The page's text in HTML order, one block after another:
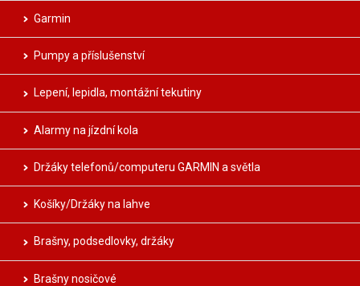
Garmin
Pumpy a příslušenství
Lepení, lepidla, montážní tekutiny
Alarmy na jízdní kola
Držáky telefonů/computeru GARMIN a světla
Košíky/Držáky na lahve
Brašny, podsedlovky, držáky
Brašny nosičové